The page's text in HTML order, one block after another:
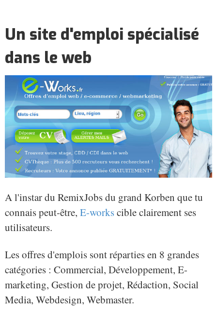
Un site d'emploi spécialisé
dans le web
A l'instar du RemixJobs du grand Korben que tu
connais peut-être, E-workscible clairement ses
utilisateurs.
Les offres d'emplois sont réparties en 8 grandes
catégories : Commercial, Développement, E-
marketing, Gestion de projet, Rédaction, Social
Media, Webdesign, Webmaster.